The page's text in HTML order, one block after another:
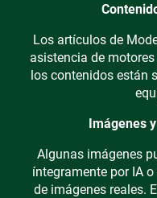
Los artículos de
asistencia de
los contenidos están
Imágenes
Algunas imágenes
íntegramente por IA
de imágenes reales.